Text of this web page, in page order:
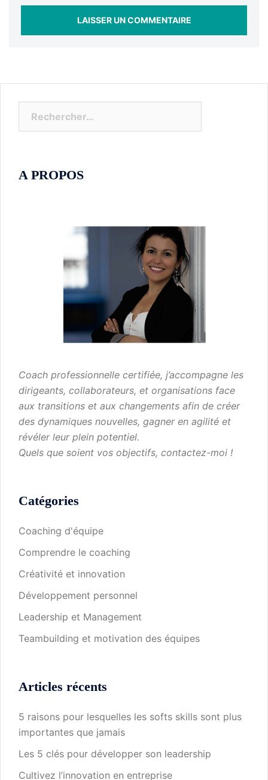
A PROPOS
Coach professionnelle certifiée, j’accompagne les
dirigeants, collaborateurs, et organisations face
aux transitions et aux changements afin de créer
des dynamiques nouvelles, gagner en agilité et
révéler leur plein potentiel.
Quels que soient vos objectifs, contactez-moi !
Catégories
Coaching d'équipe
Comprendre le coaching
Créativité et innovation
Développement personnel
Leadership et Management
Teambuilding et motivation des équipes
Articles récents
5 raisons pour lesquelles les softs skills sont plus
importantes que jamais
Les 5 clés pour développer son leadership
Cultivez l’innovation en entreprise